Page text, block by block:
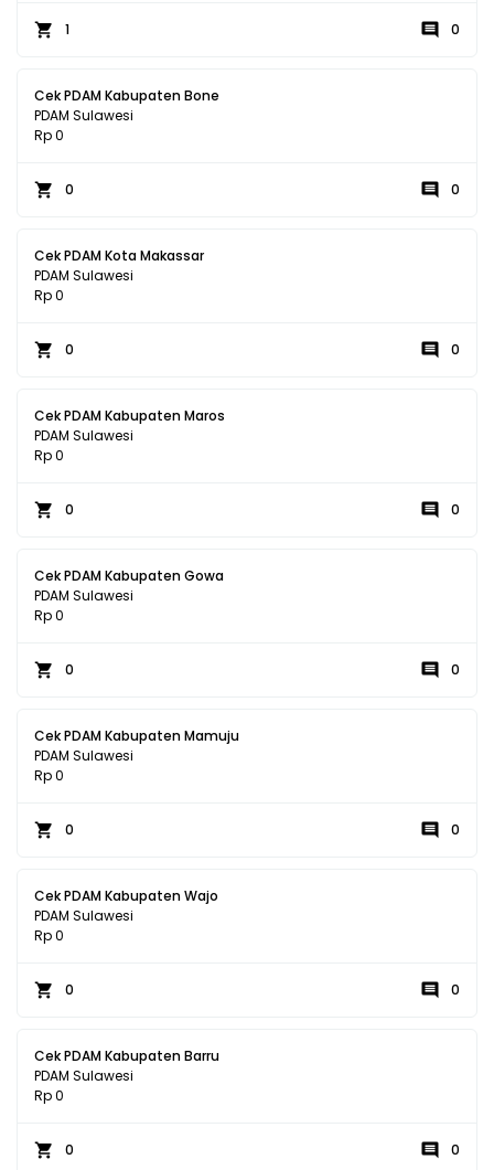
1 0
Cek PDAM Kabupaten Bone
PDAM Sulawesi
Rp 0
0 0
Cek PDAM Kota Makassar
PDAM Sulawesi
Rp 0
0 0
Cek PDAM Kabupaten Maros
PDAM Sulawesi
Rp 0
0 0
Cek PDAM Kabupaten Gowa
PDAM Sulawesi
Rp 0
0 0
Cek PDAM Kabupaten Mamuju
PDAM Sulawesi
Rp 0
0 0
Cek PDAM Kabupaten Wajo
PDAM Sulawesi
Rp 0
0 0
Cek PDAM Kabupaten Barru
PDAM Sulawesi
Rp 0
0 0